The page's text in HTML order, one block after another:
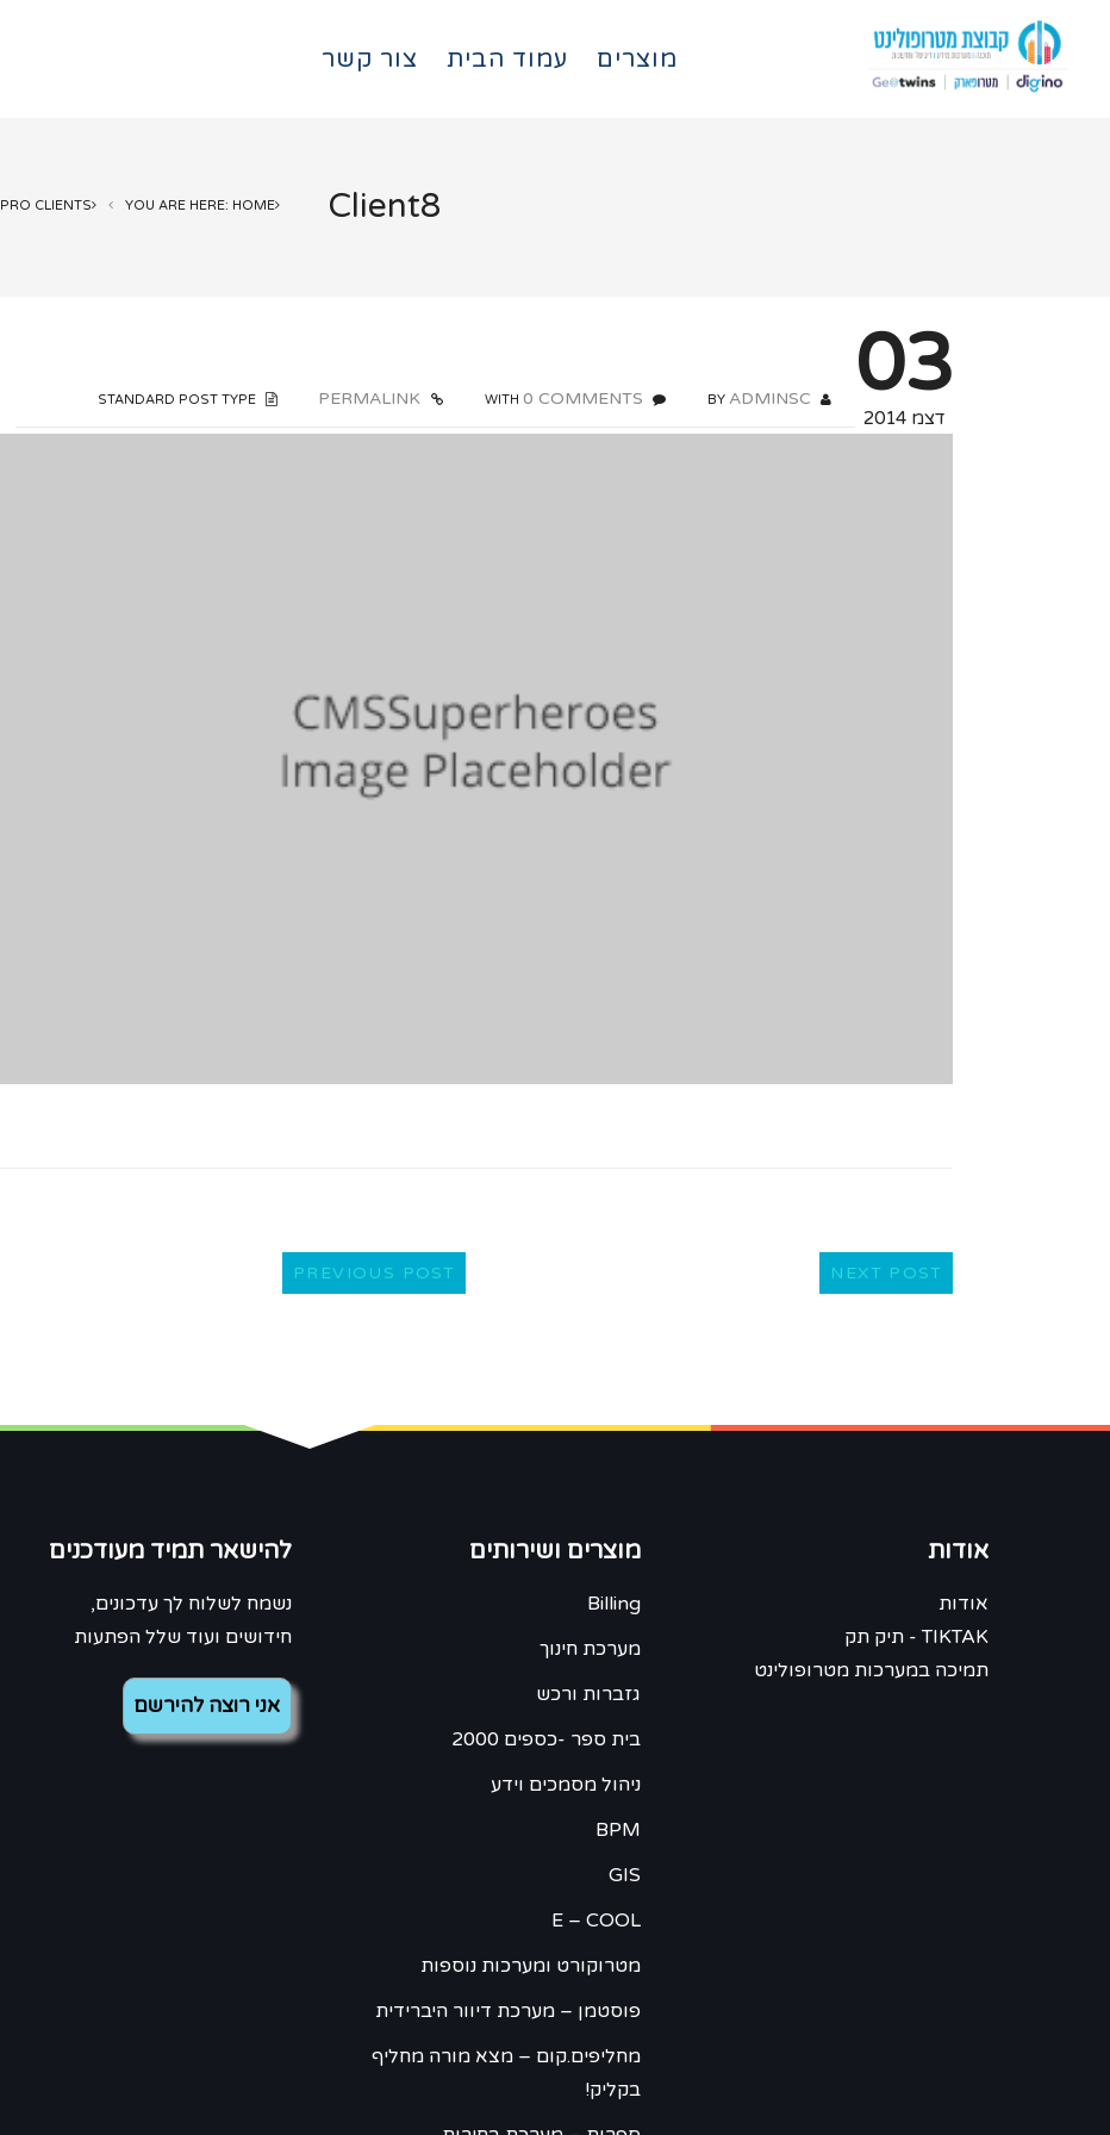
מוצרים עמוד הבית צור קשר
Client8
YOU ARE HERE: HOME
PRO CLIENTS
03
דצמ 2014
ADMINSC
0 COMMENTS
PREVIOUS POST NEXT POST
אודות
אודות
TIKTAK - תיק תק
תמיכה במערכות מטרופולינט
מוצרים ושירותים
Billing
מערכת חינוך
גזברות ורכש
בית ספר -כספים 2000
ניהול מסמכים וידע
BPM
GIS
E – COOL
מטרוקורט ומערכות נוספות
פוסטמן – מערכת דיוור היברידית
מחליפים.קום – מצא מורה מחליף
בקליק!
להישאר תמיד מעודכנים
נשמח לשלוח לך עדכונים,
חידושים ועוד שלל הפתעות